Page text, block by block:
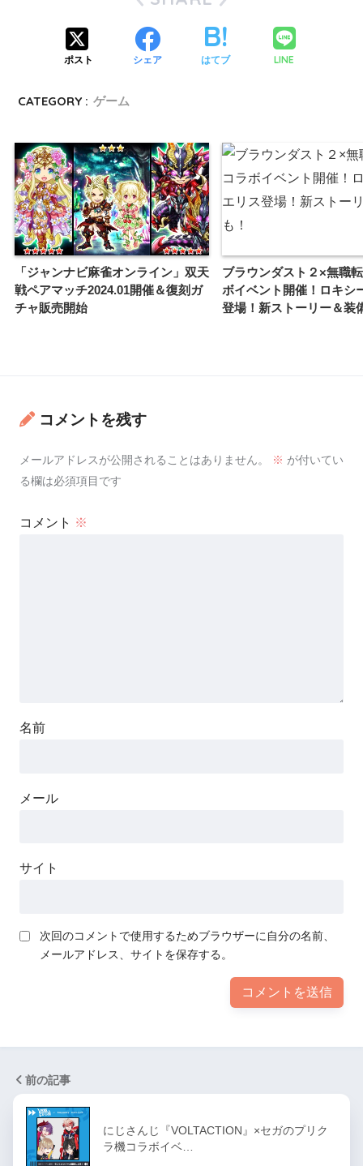
ポスト シェア はてブ LINE
CATEGORY : ゲーム
「ジャンナビ麻雀オンライン」双天
戦ペアマッチ2024.01開催＆復刻ガ
チャ販売開始
ブラウンダスト２×無職
ボイベント開催！ロキシ
登場！新ストーリー＆装
コメントを残す
メールアドレスが公開されることはありません。 ※ が付いてい
る欄は必須項目です
コメント ※
名前
メール
サイト
次回のコメントで使用するためブラウザーに自分の名前、
メールアドレス、サイトを保存する。
前の記事
にじさんじ『VOLTACTION』×セガのプリク
ラ機コラボイベ…